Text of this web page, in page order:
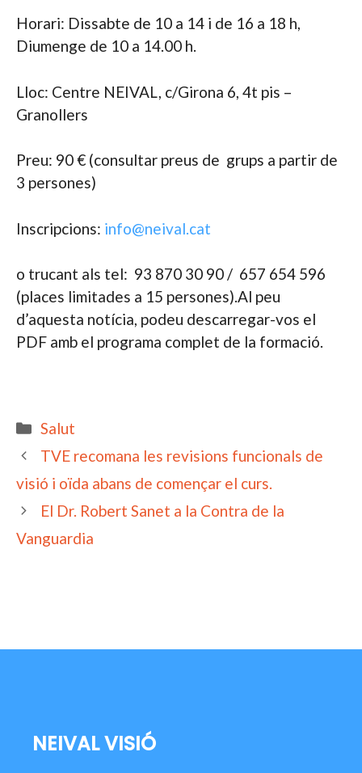
Horari: Dissabte de 10 a 14 i de 16 a 18 h,
Diumenge de 10 a 14.00 h.
Lloc: Centre NEIVAL, c/Girona 6, 4t pis –
Granollers
Preu: 90 € (consultar preus de grups a partir de
3 persones)
Inscripcions: info@neival.cat
o trucant als tel: 93 870 30 90 / 657 654 596
(places limitades a 15 persones).Al peu
d’aquesta notícia, podeu descarregar-vos el
PDF amb el programa complet de la formació.
Categories
Salut
TVE recomana les revisions funcionals de
visió i oïda abans de començar el curs.
El Dr. Robert Sanet a la Contra de la
Vanguardia
NEIVAL VISIÓ